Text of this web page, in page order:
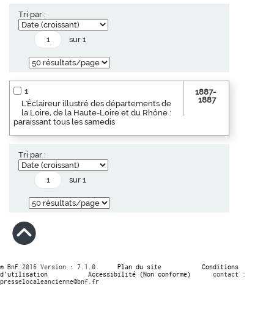
Tri par :
sur 1
1
L'Éclaireur illustré des départements de
la Loire, de la Haute-Loire et du Rhône :
paraissant tous les samedis
1887-
1887
Tri par :
sur 1
© BnF 2016 Version : 7.1.0 Plan du site
Conditions
d’utilisation
Accessibilité (Non conforme)
contact :
presselocaleancienne@bnf.fr